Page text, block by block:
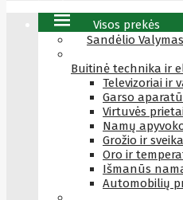
Visos prekės
Sandėlio Valymas
Buitinė technika ir
Televizoriai ir
Garso
Virtuvės
Namų
Grožio ir
Oro ir
Išmanūs
Automobilių